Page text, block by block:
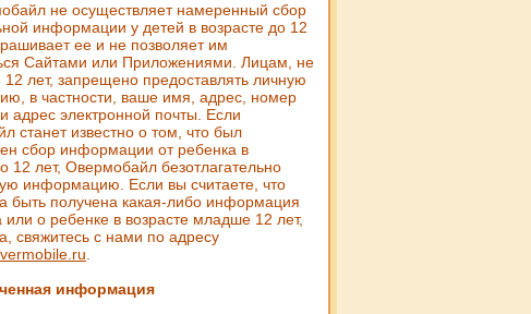
не осуществляет намеренный сбор
информации у детей в возрасте до 12
ее и не позволяет им
Сайтами или Приложениями. Лицам, не
12 лет, запрещено предоставлять личную
в частности, ваше имя, адрес, номер
адрес электронной почты. Если
станет известно о том, что был
сбор информации от ребенка в
12 лет, Овермобайл безотлагательно
информацию. Если вы считаете, что
быть получена какая-либо информация
или о ребенке в возрасте младше 12 лет,
свяжитесь с нами по адресу
информация